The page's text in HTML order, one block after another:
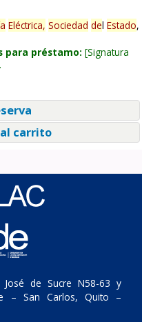
Eléctrica, Sociedad del Estado,
para préstamo: Signatura
carrito
de Sucre N58-63 y
– San Carlos, Quito –